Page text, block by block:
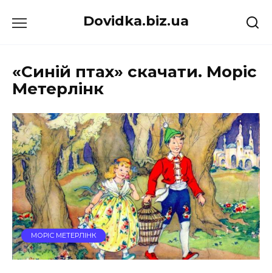
до
Dovidka.biz.ua
«Синій птах» скачати. Моріс
Метерлінк
МОРІС МЕТЕРЛІНК